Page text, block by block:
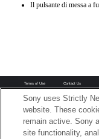
Il pulsante di messa a
Terms of Use Contact Us
Sony uses Strictly
website. These
remain active. Sony
site functionality,